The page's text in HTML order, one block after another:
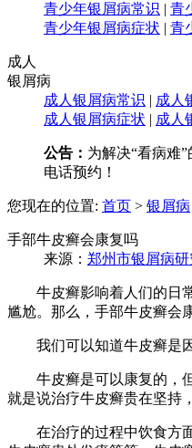
青少年银屑病常识 | 青
青少年银屑病症状 | 青
成人
银屑病
成人银屑病常识 | 成人
成人银屑病症状 | 成人
公告： 为解决“看病难
电话预约！
您现在的位置: 首页 > 银屑病
手部牛皮癣会康复吗
来源： 郑州市银屑病
牛皮癣影响着人们的日常
尴尬。那么，手部牛皮癣会
我们可以知道牛皮癣是因
牛皮癣是可以康复的，但
就是说治疗牛皮癣贵在坚持
在治疗的过程中饮食方面